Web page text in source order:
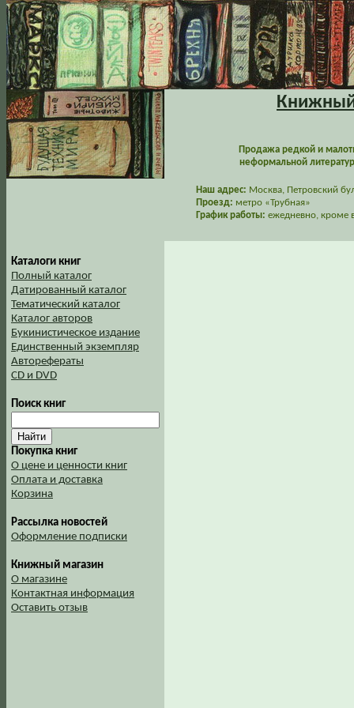
Книжный
Продажа редкой и
неформальной
Наш адрес: Москва, Петровский
Проезд: метро «Трубная»
График работы: ежедневно, кроме
Каталоги книг
Полный каталог
Датированный каталог
Тематический каталог
Каталог авторов
Букинистическое издание
Единственный экземпляр
Авторефераты
CD и DVD
Поиск книг
Покупка книг
О цене и ценности книг
Оплата и доставка
Корзина
Рассылка новостей
Оформление подписки
Книжный магазин
О магазине
Контактная информация
Оставить отзыв